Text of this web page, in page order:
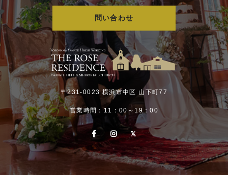
問い合わせ
〒231-0023 横浜市中区 山下町77
営業時間：11：00～19：00